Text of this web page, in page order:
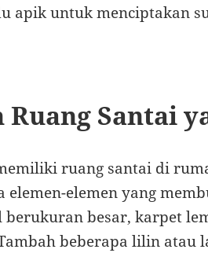
apik untuk menciptakan
Santai
ruang santai di
elemen-elemen yang
besar, karpet
beberapa lilin atau